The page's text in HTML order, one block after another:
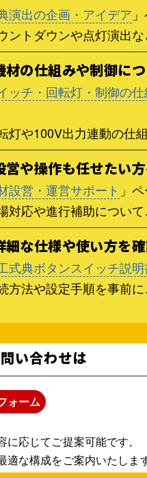
演出の企画・アイデア
ントダウンや点灯演出
材の仕組みや制御に
ッチ・回転灯・制御の
灯や100V出力連動の仕
営や操作も任せたい
設営・運営サポート 」
対応や進行補助について
細な仕様や使い方を
式典ボタンスイッチ説
方法や設定手順を事前
い合わせは
ォーム
応じてご提案可能です。
な構成をご案内いたします